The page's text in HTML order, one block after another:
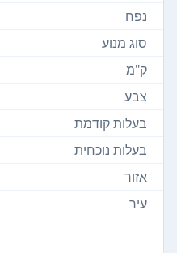
נפח
סוג מנוע
ק"מ
צבע
בעלות קודמת
בעלות נוכחית
אזור
עיר